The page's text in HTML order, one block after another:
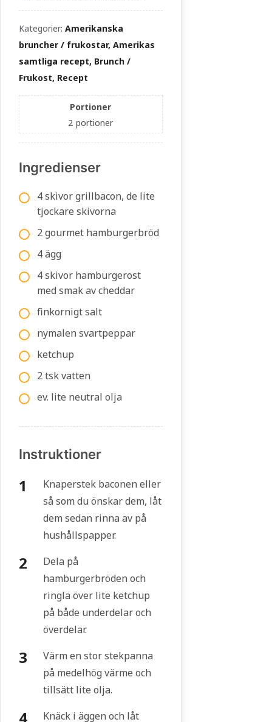
Kategorier: Amerikanska
bruncher / frukostar, Amerikas
samtliga recept, Brunch /
Frukost, Recept
Portioner
2 portioner
Ingredienser
4 skivor grillbacon, de lite
tjockare skivorna
2 gourmet hamburgerbröd
4 ägg
4 skivor hamburgerost
med smak av cheddar
finkornigt salt
nymalen svartpeppar
ketchup
2 tsk vatten
ev. lite neutral olja
Instruktioner
Knaperstek baconen eller
så som du önskar dem, låt
dem sedan rinna av på
hushållspapper.
Dela på
hamburgerbröden och
ringla över lite ketchup
på både underdelar och
överdelar.
Värm en stor stekpanna
på medelhög värme och
tillsätt lite olja.
Knäck i äggen och låt